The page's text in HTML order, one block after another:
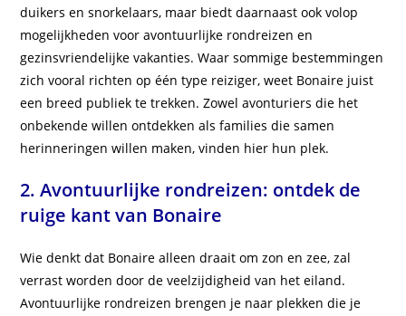
duikers en snorkelaars, maar biedt daarnaast ook volop
mogelijkheden voor avontuurlijke rondreizen en
gezinsvriendelijke vakanties. Waar sommige bestemmingen
zich vooral richten op één type reiziger, weet Bonaire juist
een breed publiek te trekken. Zowel avonturiers die het
onbekende willen ontdekken als families die samen
herinneringen willen maken, vinden hier hun plek.
2. Avontuurlijke rondreizen: ontdek de
ruige kant van Bonaire
Wie denkt dat Bonaire alleen draait om zon en zee, zal
verrast worden door de veelzijdigheid van het eiland.
Avontuurlijke rondreizen brengen je naar plekken die je